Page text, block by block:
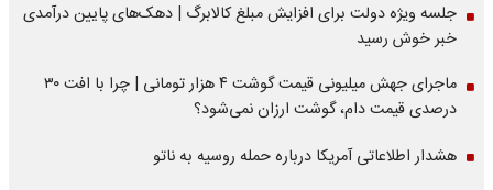
جلسه ویژه دولت برای افزایش مبلغ کالابرگ | دهک‌های پایین درآمدی
خبر خوش رسید
ماجرای جهش میلیونی قیمت گوشت ۴ هزار تومانی | چرا با افت ۳۰
درصدی قیمت دام، گوشت ارزان نمی‌شود؟
هشدار اطلاعاتی آمریکا درباره حمله روسیه به ناتو